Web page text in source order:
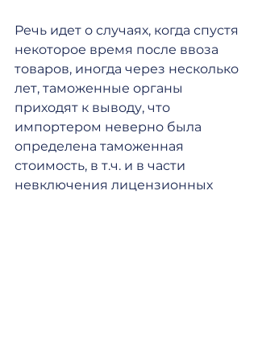
Речь идет о случаях, когда спустя
некоторое время после ввоза
товаров, иногда через несколько
лет, таможенные органы
приходят к выводу, что
импортером неверно была
определена таможенная
стоимость, в т.ч. и в части
невключения лицензионных